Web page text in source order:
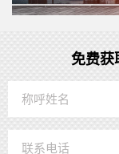
免费获